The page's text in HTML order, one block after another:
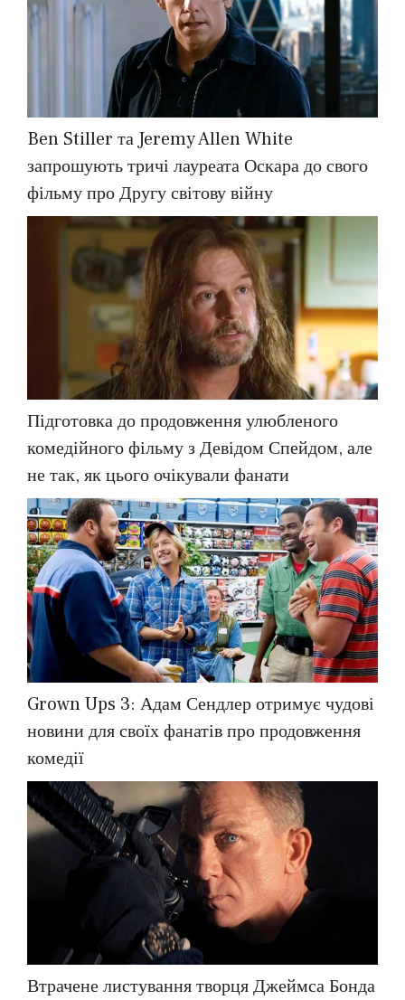
Ben Stiller та Jeremy Allen White
запрошують тричі лауреата Оскара до свого
фільму про Другу світову війну
Підготовка до продовження улюбленого
комедійного фільму з Девідом Спейдом, але
не так, як цього очікували фанати
Grown Ups 3: Адам Сендлер отримує чудові
новини для своїх фанатів про продовження
комедії
Втрачене листування творця Джеймса Бонда